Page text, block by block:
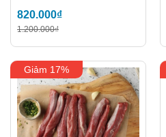
820.000₫
1.200.000₫
Giảm 17%